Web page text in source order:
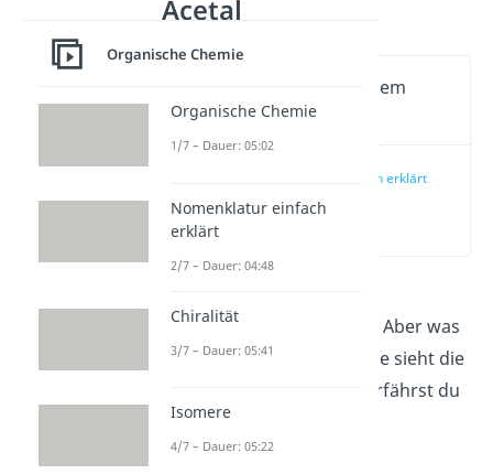
Acetal
Wichtige Inhalte in diesem
Video
Acetal einfach erklärt
Schutzgruppe
verwendet. Aber was
genau sind Acetale und wie sieht die
aus? Das erfährst du
in diesem Artikel!
Organische Chemie
Organische Chemie
1/7 – Dauer: 05:02
Nomenklatur einfach
erklärt
2/7 – Dauer: 04:48
Chiralität
3/7 – Dauer: 05:41
Isomere
4/7 – Dauer: 05:22